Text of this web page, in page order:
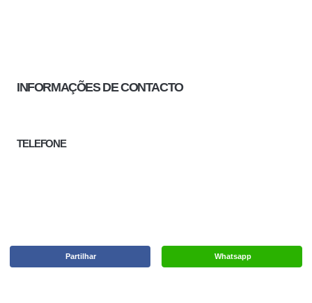
INFORMAÇÕES DE CONTACTO
TELEFONE
Whatsapp
Partilhar